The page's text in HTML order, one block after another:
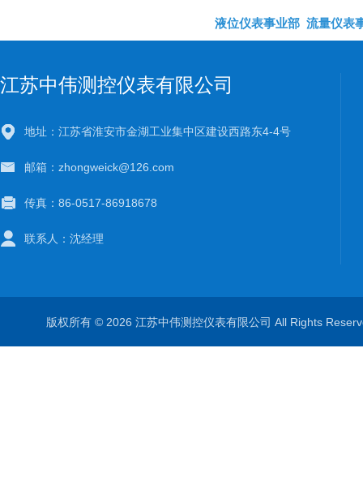
液位仪表事业部 流量仪表
江苏中伟测控仪表有限公司
地址：江苏省淮安市金湖工业集中区建设西路东4-4号
邮箱：zhongweick@126.com
传真：86-0517-86918678
联系人：沈经理
版权所有 © 2026 江苏中伟测控仪表有限公司 All Rights